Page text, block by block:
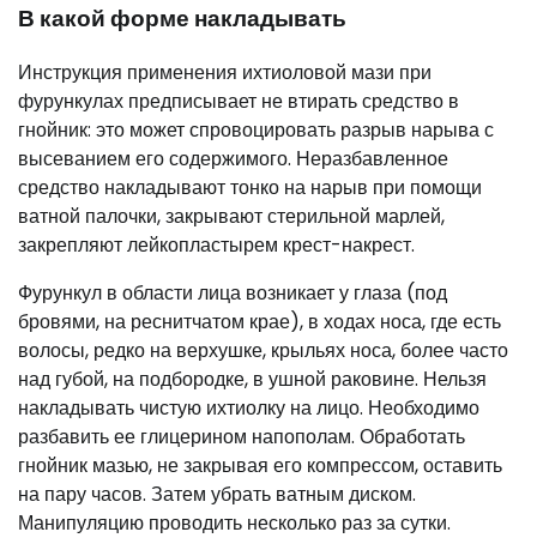
В какой форме накладывать
Инструкция применения ихтиоловой мази при
фурункулах предписывает не втирать средство в
гнойник: это может спровоцировать разрыв нарыва с
высеванием его содержимого. Неразбавленное
средство накладывают тонко на нарыв при помощи
ватной палочки, закрывают стерильной марлей,
закрепляют лейкопластырем крест-накрест.
Фурункул в области лица возникает у глаза (под
бровями, на реснитчатом крае), в ходах носа, где есть
волосы, редко на верхушке, крыльях носа, более часто
над губой, на подбородке, в ушной раковине. Нельзя
накладывать чистую ихтиолку на лицо. Необходимо
разбавить ее глицерином напополам. Обработать
гнойник мазью, не закрывая его компрессом, оставить
на пару часов. Затем убрать ватным диском.
Манипуляцию проводить несколько раз за сутки.